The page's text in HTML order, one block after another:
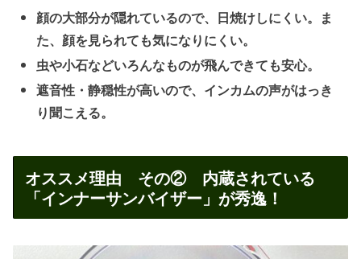
顔の大部分が隠れているので、日焼けしにくい。ま
た、顔を見られても気になりにくい。
虫や小石などいろんなものが飛んできても安心。
遮音性・静穏性が高いので、インカムの声がはっき
り聞こえる。
オススメ理由 その② 内蔵されている
「インナーサンバイザー」が秀逸！